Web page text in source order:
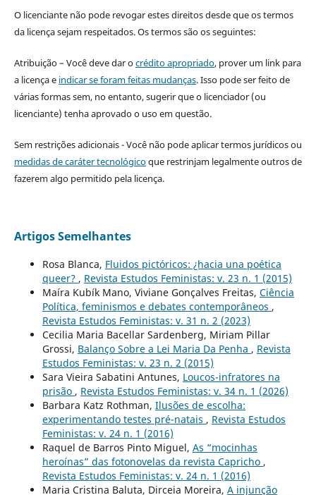
O licenciante não pode revogar estes direitos desde que os termos
da licença sejam respeitados. Os termos são os seguintes:
Atribuição – Você deve dar ocrédito apropriado, prover um link para
a licença e indicar se foram feitas mudanças. Isso pode ser feito de
várias formas sem, no entanto, sugerir que o licenciador (ou
licenciante) tenha aprovado o uso em questão.
Sem restrições adicionais - Você não pode aplicar termos jurídicos ou
medidas de caráter tecnológicoque restrinjam legalmente outros de
fazerem algo permitido pela licença.
Artigos Semelhantes
Rosa Blanca, Fluidos pictóricos: ¿hacia una poética
queer? , Revista Estudos Feministas: v. 23 n. 1 (2015)
Maíra Kubík Mano, Viviane Gonçalves Freitas, Ciência
Política, feminismos e debates contemporâneos ,
Revista Estudos Feministas: v. 31 n. 2 (2023)
Cecilia Maria Bacellar Sardenberg, Miriam Pillar
Grossi, Balanço Sobre a Lei Maria Da Penha , Revista
Estudos Feministas: v. 23 n. 2 (2015)
Sara Vieira Sabatini Antunes, Loucos-infratores na
prisão , Revista Estudos Feministas: v. 34 n. 1 (2026)
Barbara Katz Rothman, Ilusões de escolha:
experimentando testes pré-natais , Revista Estudos
Feministas: v. 24 n. 1 (2016)
Raquel de Barros Pinto Miguel, As “mocinhas
heroínas” das fotonovelas da revista Capricho ,
Revista Estudos Feministas: v. 24 n. 1 (2016)
Maria Cristina Baluta, Dirceia Moreira, A injunção